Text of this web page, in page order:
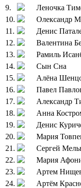
9. Леночка
10.
Олександр
11.
Денис
12.
Валентина
13.
Рамиль
14.
Сын Сна
15.
Алёна
16.
Павел
17.
Александр
18.
Анна
19.
Денис
20.
Мария
21.
Сергей
22.
Мария
23.
Артем
24.
Артём